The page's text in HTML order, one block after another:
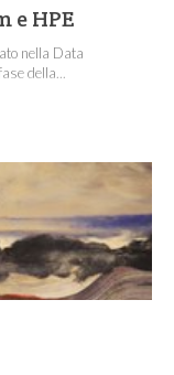
e HPE
nella Data
della...